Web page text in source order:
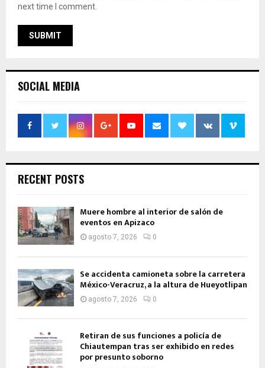
next time I comment.
SOCIAL MEDIA
RECENT POSTS
Muere hombre al interior de salón de
eventos en Apizaco
agosto 7, 2026 0
Se accidenta camioneta sobre la carretera
México-Veracruz, a la altura de Hueyotlipan
agosto 7, 2026 0
Retiran de sus funciones a policía de
Chiautempan tras ser exhibido en redes
por presunto soborno